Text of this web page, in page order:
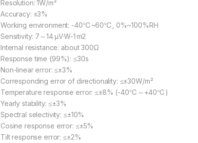
Resolution: 1W/m²
Accuracy: ±3%
Working environment: -40℃~60℃, 0%~100%RH
Sensitivity: 7～14 μV·W-1·m2
Internal resistance: about 300Ω
Response time (99%): ≤30s
Non-linear error: ≤±3%
Corresponding error of directionality: ≤±30W/m²
Temperature response error: ≤±8% (-40℃～+40℃)
Yearly stability: ≤±3%
Spectral selectivity: ≤±10%
Cosine response error: ≤±5%
Tilt response error: ≤±2%